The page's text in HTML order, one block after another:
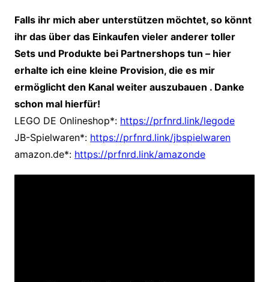
Falls ihr mich aber unterstützen möchtet, so könnt
ihr das über das Einkaufen vieler anderer toller
Sets und Produkte bei Partnershops tun – hier
erhalte ich eine kleine Provision, die es mir
ermöglicht den Kanal weiter auszubauen . Danke
schon mal hierfür!
LEGO DE Onlineshop*: https://prfnrd.link/legode
JB-Spielwaren*: https://prfnrd.link/jbspielwaren
amazon.de*: https://prfnrd.link/amazonde